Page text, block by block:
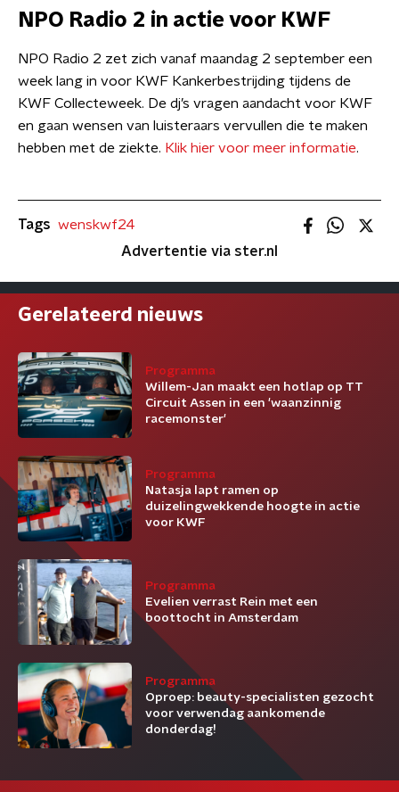
NPO Radio 2 in actie voor KWF
NPO Radio 2 zet zich vanaf maandag 2 september een
week lang in voor KWF Kankerbestrijding tijdens de
KWF Collecteweek. De dj’s vragen aandacht voor KWF
en gaan wensen van luisteraars vervullen die te maken
hebben met de ziekte. Klik hier voor meer informatie.
Tags wenskwf24
Advertentie via ster.nl
Gerelateerd nieuws
Programma
Willem-Jan maakt een hotlap op TT
Circuit Assen in een 'waanzinnig
racemonster'
Programma
Natasja lapt ramen op
duizelingwekkende hoogte in actie
voor KWF
Programma
Evelien verrast Rein met een
boottocht in Amsterdam
Programma
Oproep: beauty-specialisten gezocht
voor verwendag aankomende
donderdag!